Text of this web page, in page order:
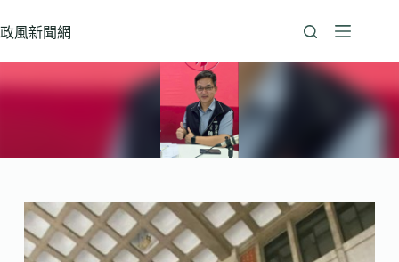
至
政風新聞網